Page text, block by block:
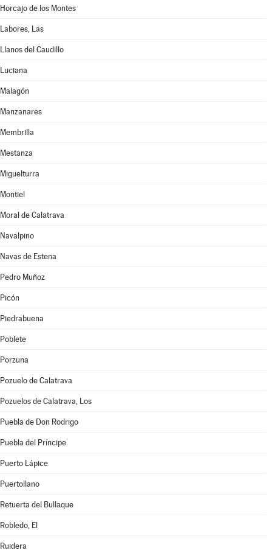
Horcajo de los Montes
Labores, Las
Llanos del Caudillo
Luciana
Malagón
Manzanares
Membrilla
Mestanza
Miguelturra
Montiel
Moral de Calatrava
Navalpino
Navas de Estena
Pedro Muñoz
Picón
Piedrabuena
Poblete
Porzuna
Pozuelo de Calatrava
Pozuelos de Calatrava, Los
Puebla de Don Rodrigo
Puebla del Príncipe
Puerto Lápice
Puertollano
Retuerta del Bullaque
Robledo, El
Ruidera